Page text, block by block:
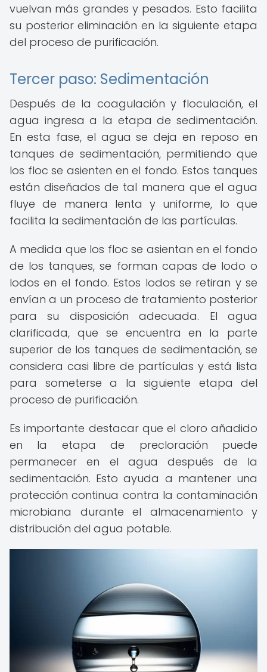
vuelvan más grandes y pesados. Esto facilita
su posterior eliminación en la siguiente etapa
del proceso de purificación.
Tercer paso: Sedimentación
Después de la coagulación y floculación, el
agua ingresa a la etapa de sedimentación.
En esta fase, el agua se deja en reposo en
tanques de sedimentación, permitiendo que
los floc se asienten en el fondo. Estos tanques
están diseñados de tal manera que el agua
fluye de manera lenta y uniforme, lo que
facilita la sedimentación de las partículas.
A medida que los floc se asientan en el fondo
de los tanques, se forman capas de lodo o
lodos en el fondo. Estos lodos se retiran y se
envían a un proceso de tratamiento posterior
para su disposición adecuada. El agua
clarificada, que se encuentra en la parte
superior de los tanques de sedimentación, se
considera casi libre de partículas y está lista
para someterse a la siguiente etapa del
proceso de purificación.
Es importante destacar que el cloro añadido
en la etapa de precloración puede
permanecer en el agua después de la
sedimentación. Esto ayuda a mantener una
protección continua contra la contaminación
microbiana durante el almacenamiento y
distribución del agua potable.